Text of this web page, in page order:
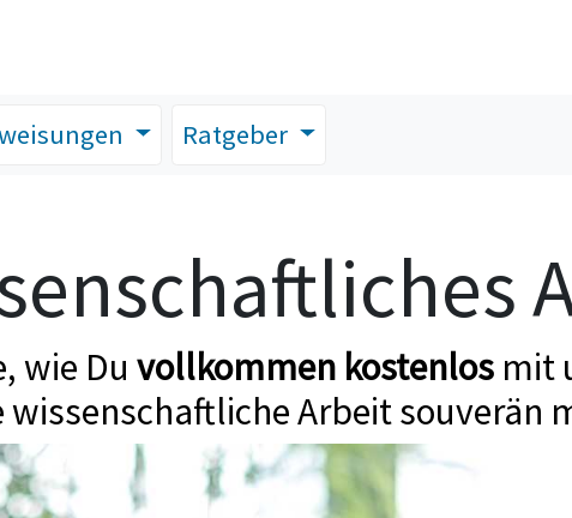
Ratgeber
wie Du vollkommen kostenlos mit
wissenschaftliche Arbeit